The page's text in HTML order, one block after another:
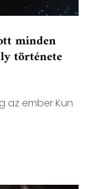
minden
története
az ember Kun